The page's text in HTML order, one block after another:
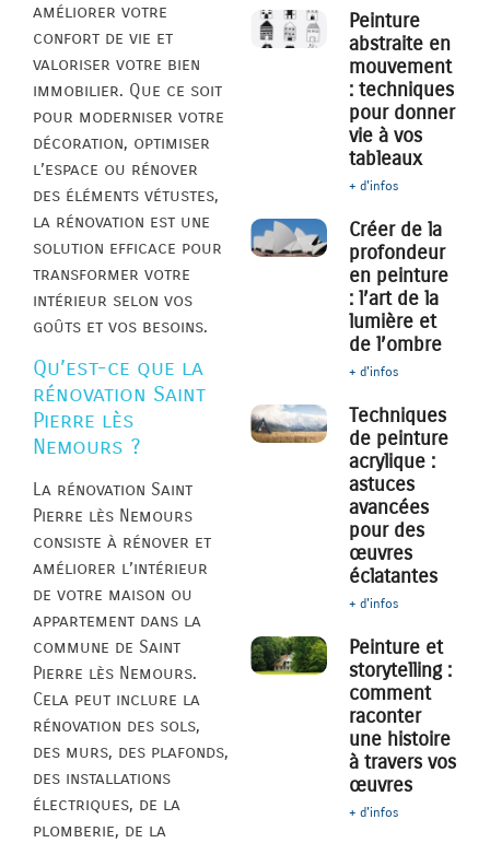
améliorer votre
confort de vie et
valoriser votre bien
immobilier. Que ce soit
pour moderniser votre
décoration, optimiser
l’espace ou rénover
des éléments vétustes,
la rénovation est une
solution efficace pour
transformer votre
intérieur selon vos
goûts et vos besoins.
Qu’est-ce que la
rénovation Saint
Pierre lès
Nemours ?
La rénovation Saint
Pierre lès Nemours
consiste à rénover et
améliorer l’intérieur
de votre maison ou
appartement dans la
commune de Saint
Pierre lès Nemours.
Cela peut inclure la
rénovation des sols,
des murs, des plafonds,
des installations
électriques, de la
plomberie, de la
Peinture
abstraite en
mouvement
: techniques
pour donner
vie à vos
tableaux
+ d'infos
Créer de la
profondeur
en peinture
: l’art de la
lumière et
de l’ombre
+ d'infos
Techniques
de peinture
acrylique :
astuces
avancées
pour des
œuvres
éclatantes
+ d'infos
Peinture et
storytelling :
comment
raconter
une histoire
à travers vos
œuvres
+ d'infos